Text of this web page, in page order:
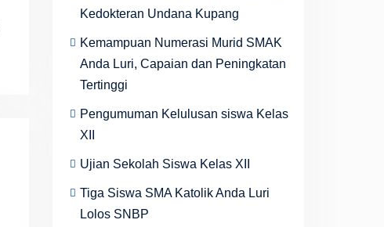
Kedokteran Undana Kupang
Kemampuan Numerasi Murid SMAK
Anda Luri, Capaian dan Peningkatan
Tertinggi
Pengumuman Kelulusan siswa Kelas
XII
Ujian Sekolah Siswa Kelas XII
Tiga Siswa SMA Katolik Anda Luri
Lolos SNBP